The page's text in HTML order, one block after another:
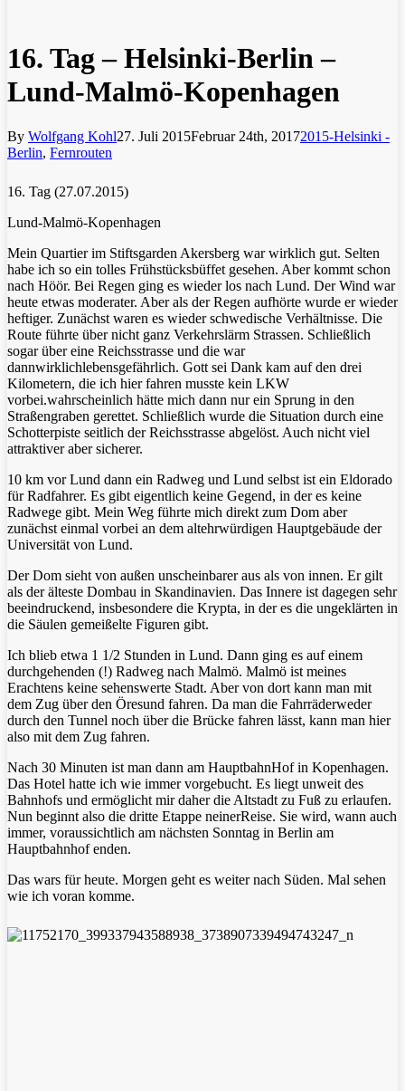
16. Tag – Helsinki-Berlin –
Lund-Malmö-Kopenhagen
By Wolfgang Kohl27. Juli 2015Februar 24th, 20172015-Helsinki -
Berlin, Fernrouten
16. Tag (27.07.2015)
Lund-Malmö-Kopenhagen
Mein Quartier im Stiftsgarden Akersberg war wirklich gut. Selten
habe ich so ein tolles Frühstücksbüffet gesehen. Aber kommt schon
nach Höör. Bei Regen ging es wieder los nach Lund. Der Wind war
heute etwas moderater. Aber als der Regen aufhörte wurde er wieder
heftiger. Zunächst waren es wieder schwedische Verhältnisse. Die
Route führte über nicht ganz Verkehrslärm Strassen. Schließlich
sogar über eine Reichsstrasse und die war
dannwirklichlebensgefährlich. Gott sei Dank kam auf den drei
Kilometern, die ich hier fahren musste kein LKW
vorbei.wahrscheinlich hätte mich dann nur ein Sprung in den
Straßengraben gerettet. Schließlich wurde die Situation durch eine
Schotterpiste seitlich der Reichsstrasse abgelöst. Auch nicht viel
attraktiver aber sicherer.
10 km vor Lund dann ein Radweg und Lund selbst ist ein Eldorado
für Radfahrer. Es gibt eigentlich keine Gegend, in der es keine
Radwege gibt. Mein Weg führte mich direkt zum Dom aber
zunächst einmal vorbei an dem altehrwürdigen Hauptgebäude der
Universität von Lund.
Der Dom sieht von außen unscheinbarer aus als von innen. Er gilt
als der älteste Dombau in Skandinavien. Das Innere ist dagegen sehr
beeindruckend, insbesondere die Krypta, in der es die ungeklärten in
die Säulen gemeißelte Figuren gibt.
Ich blieb etwa 1 1/2 Stunden in Lund. Dann ging es auf einem
durchgehenden (!) Radweg nach Malmö. Malmö ist meines
Erachtens keine sehenswerte Stadt. Aber von dort kann man mit
dem Zug über den Öresund fahren. Da man die Fahrräderweder
durch den Tunnel noch über die Brücke fahren lässt, kann man hier
also mit dem Zug fahren.
Nach 30 Minuten ist man dann am HauptbahnHof in Kopenhagen.
Das Hotel hatte ich wie immer vorgebucht. Es liegt unweit des
Bahnhofs und ermöglicht mir daher die Altstadt zu Fuß zu erlaufen.
Nun beginnt also die dritte Etappe neinerReise. Sie wird, wann auch
immer, voraussichtlich am nächsten Sonntag in Berlin am
Hauptbahnhof enden.
Das wars für heute. Morgen geht es weiter nach Süden. Mal sehen
wie ich voran komme.